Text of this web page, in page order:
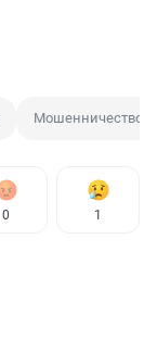
Мошенничество
0 1